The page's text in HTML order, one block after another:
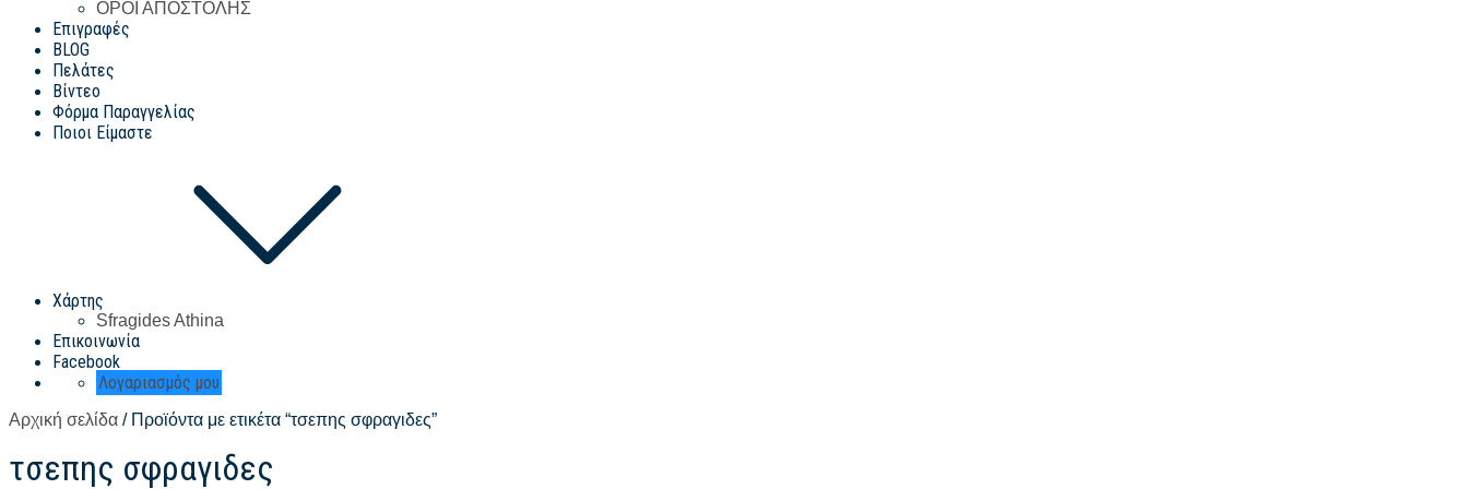
ΟΡΟΙ ΑΠΟΣΤΟΛΗΣ
Επιγραφές
BLOG
Πελάτες
Βίντεο
Φόρμα Παραγγελίας
Ποιοι Είμαστε
Χάρτης
Sfragides Athina
Επικοινωνία
Facebook
Λογαριασμός μου
Αρχική σελίδα / Προϊόντα με ετικέτα “τσεπης σφραγιδες”
τσεπης σφραγιδες